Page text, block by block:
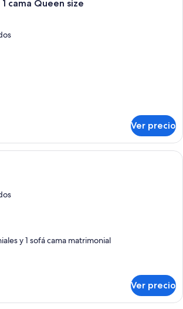
cama Queen size
Ver precio
Habitación de hotel con cama, sofá,
y 1 sofá cama matrimonial
Ver precio